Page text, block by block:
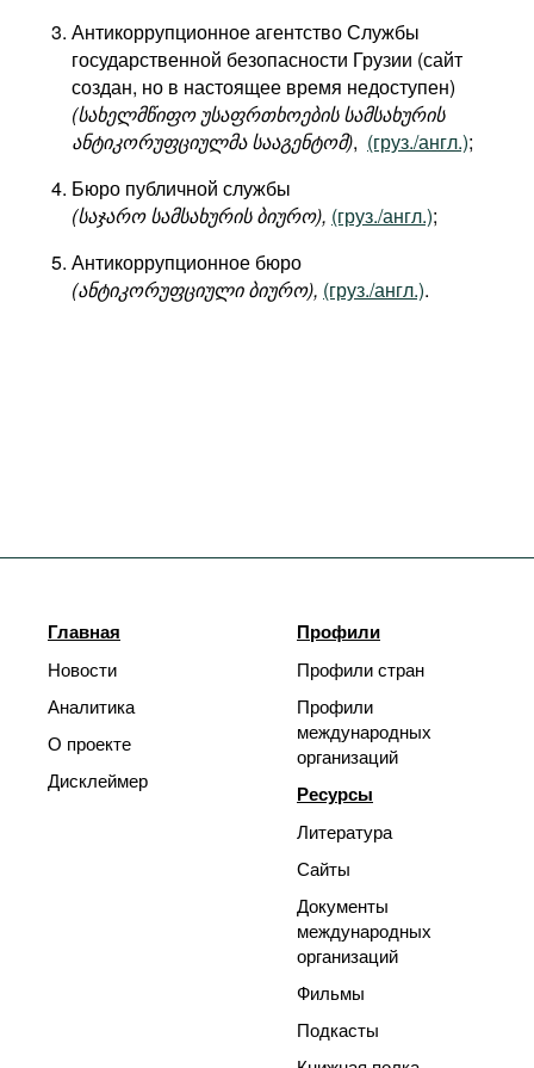
Антикоррупционное агентство Службы
государственной безопасности Грузии (сайт
создан, но в настоящее время недоступен)
(სახელმწიფო უსაფრთხოების სამსახურის
ანტიკორუფციულმა სააგენტომ), (груз./англ.);
Бюро публичной службы
(საჯარო სამსახურის ბიურო), (груз./англ.);
Антикоррупционное бюро
(ანტიკორუფციული ბიურო), (груз./англ.).
Главная
Новости
Аналитика
О проекте
Дисклеймер
Профили
Профили стран
Профили
международных
организаций
Ресурсы
Литература
Сайты
Документы
международных
организаций
Фильмы
Подкасты